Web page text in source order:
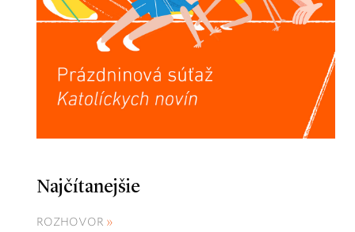
Najčítanejšie
ROZHOVOR